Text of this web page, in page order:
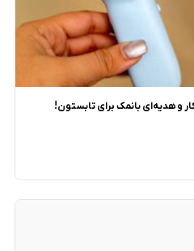
و هدیه‌ای بانمک برای تابستون!